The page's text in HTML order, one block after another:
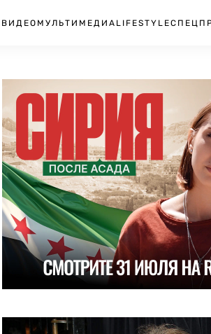
ВИДЕО МУЛЬТИМЕДИА LIFESTYLE